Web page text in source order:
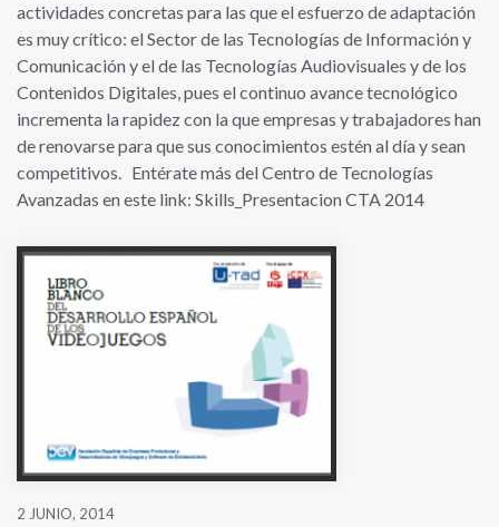
actividades concretas para las que el esfuerzo de adaptación
es muy crítico: el Sector de las Tecnologías de Información y
Comunicación y el de las Tecnologías Audiovisuales y de los
Contenidos Digitales, pues el continuo avance tecnológico
incrementa la rapidez con la que empresas y trabajadores han
de renovarse para que sus conocimientos estén al día y sean
competitivos. Entérate más del Centro de Tecnologías
Avanzadas en este link: Skills_Presentacion CTA 2014
2 JUNIO, 2014